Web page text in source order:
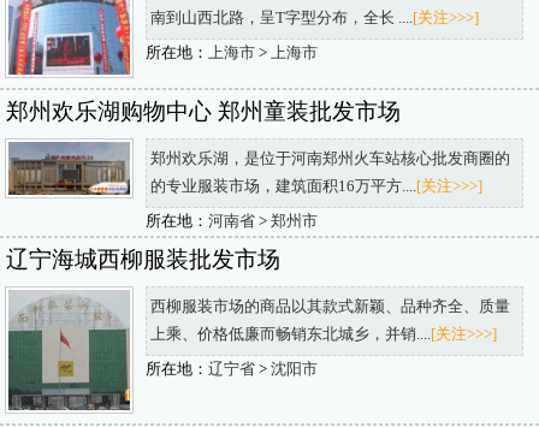
南到山西北路，呈T字型分布，全长 ....[关注>>>]
所在地： 上海市> 上海市
郑州欢乐湖购物中心 郑州童装批发市场
郑州欢乐湖，是位于河南郑州火车站核心批发商圈的
的专业服装市场，建筑面积16万平方.... [关注>>>]
所在地： 河南省> 郑州市
辽宁海城西柳服装批发市场
西柳服装市场的商品以其款式新颖、品种齐全、质量
上乘、价格低廉而畅销东北城乡，并销.... [关注>>>]
所在地： 辽宁省> 沈阳市